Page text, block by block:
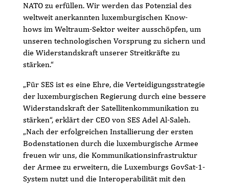
NATO zu erfüllen. Wir werden das Potenzial des
weltweit anerkannten luxemburgischen Know-
hows im Weltraum-Sektor weiter ausschöpfen, um
unseren technologischen Vorsprung zu sichern und
die Widerstandskraft unserer Streitkräfte zu
stärken.“
„Für SES ist es eine Ehre, die Verteidigungsstrategie
der luxemburgischen Regierung durch eine bessere
Widerstandskraft der Satellitenkommunikation zu
stärken“, erklärt der CEO von SES Adel Al-Saleh.
„Nach der erfolgreichen Installierung der ersten
Bodenstationen durch die luxemburgische Armee
freuen wir uns, die Kommunikationsinfrastruktur
der Armee zu erweitern, die Luxemburgs GovSat-1-
System nutzt und die Interoperabilität mit den